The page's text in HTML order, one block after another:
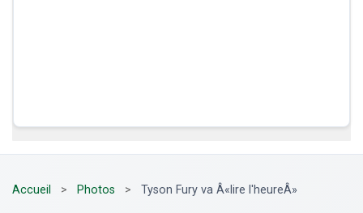
Accueil > Photos > Tyson Fury va Â«lire l'heureÂ»